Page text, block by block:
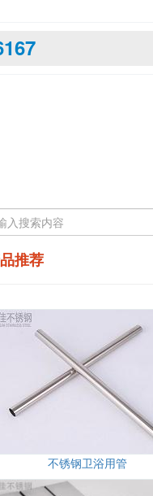
推荐
不锈钢卫浴用管